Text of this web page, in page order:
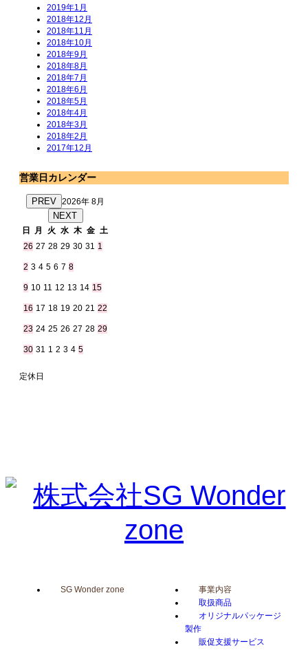
2019年1月
2018年12月
2018年11月
2018年10月
2018年9月
2018年8月
2018年7月
2018年6月
2018年5月
2018年4月
2018年3月
2018年2月
2017年12月
営業日カレンダー
PREV 2026年 8月
NEXT
日 月 火 水 木 金 土
26 27 28 29 30 31 1
2 3 4 5 6 7 8
9 10 11 12 13 14 15
16 17 18 19 20 21 22
23 24 25 26 27 28 29
30 31 1 2 3 4 5
定休日
SG Wonder zone
事業内容
取扱商品
オリジナルパッケージ
製作
販促支援サービス